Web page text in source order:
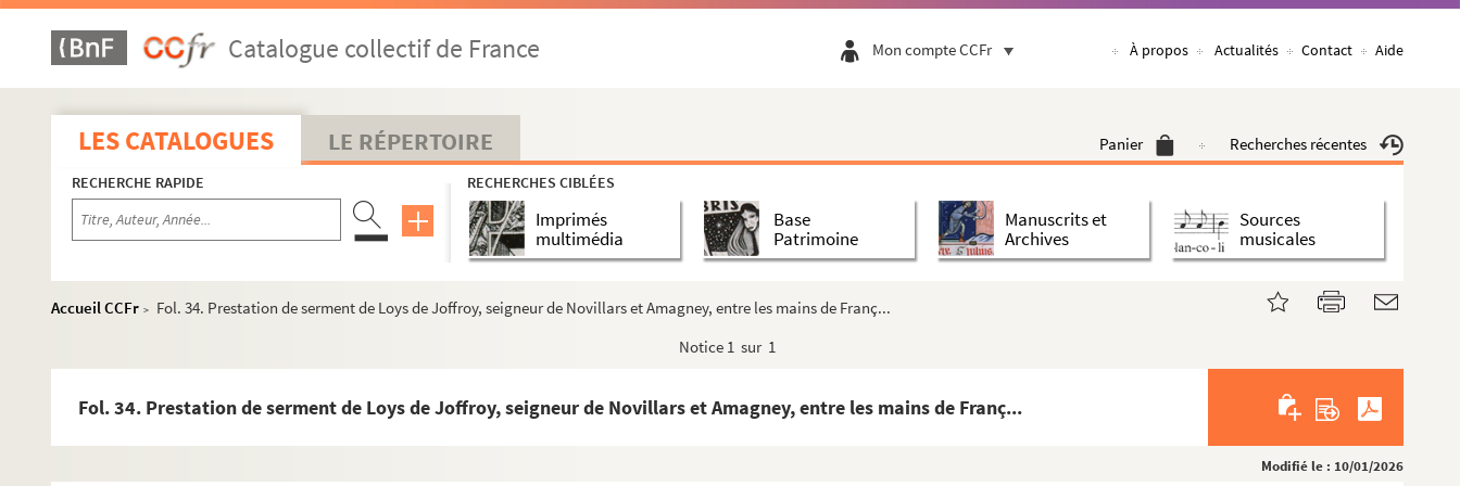
Catalogue collectif de France Mon compte CCFr À propos Actualités Contact Aide
LES CATALOGUES LE RÉPERTOIRE Panier Recherches récentes
RECHERCHE RAPIDE RECHERCHES CIBLÉES
Imprimés
multimédia
Base
Patrimoine
Manuscrits et
Archives
Sources
musicales
Accueil CCFr >
Fol. 34. Prestation de serment de Loys de Joffroy, seigneur de Novillars et Amagney, entre les mains de Franç...
Notice 1 sur 1
Fol. 34. Prestation de serment de Loys de Joffroy, seigneur de Novillars et Amagney, entre les mains de Franç...
Modifié le : 10/01/2026
Ms 1611 à 1651. Histoire de Besançon
Ms 1652 à 1675. Histoire de la Franche-Comté
Ms 1753 à 1780. Collection Charles Weiss
Ms 1781 à 1790. Collection d'Auxiron
Ms 1791 à 1796. Collection Louis Chenot